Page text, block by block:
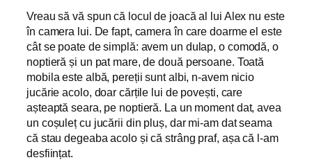
Vreau să vă spun că locul de joacă al lui Alex nu este
în camera lui. De fapt, camera în care doarme el este
cât se poate de simplă: avem un dulap, o comodă, o
noptieră și un pat mare, de două persoane. Toată
mobila este albă, pereții sunt albi, n-avem nicio
jucărie acolo, doar cărțile lui de povești, care
așteaptă seara, pe noptieră. La un moment dat, avea
un coșuleț cu jucării din pluș, dar mi-am dat seama
că stau degeaba acolo și că strâng praf, așa că l-am
desființat.